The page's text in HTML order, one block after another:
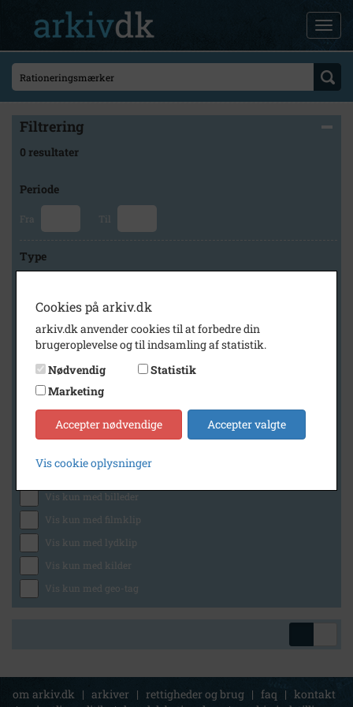
Filtrering
0 resultater
Periode
Fra Til
Type
Arkiv
Holbæk-Arkiverne / Tølløse Lokalarkiv
Generelt
Vis kun med billeder
Vis kun med filmklip
Vis kun med lydklip
Vis kun med kilder
Vis kun med geo-tag
om arkiv.dk | arkiver | rettigheder og brug | faq | kontakt
Cookies på arkiv.dk
arkiv.dk anvender cookies til at forbedre din
brugeroplevelse og til indsamling af statistik.
Nødvendig
Statistik
Marketing
Accepter nødvendige Accepter valgte
Vis cookie oplysninger